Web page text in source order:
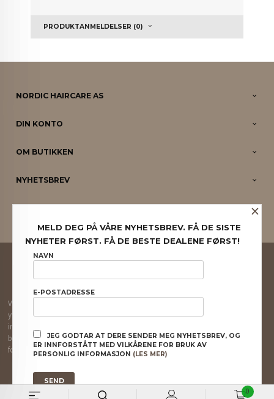
0
PRODUKTANMELDELSER (0)
NORDIC HAIRCARE AS
DIN KONTO
OM BUTIKKEN
NYHETSBREV
PARTNERE
FRAKT
NYHETSBREV
Vår nettbutikk bruker cookies slik at du får en bedre kjøpsopplevelse og vi kan
yte deg bedre service. Vi bruker cookies hovedsaklig til å lagre
innloggingsdetaljer og huske hva du har puttet i handlekurven din. Fortsett å
bruke siden som normalt om du godtar dette.Les merellerendre innstillinger
for cookies.
×
MELD DEG PÅ VÅRE NYHETSBREV. FÅ DE SISTE
NYHETER FØRST. FÅ DE BESTE DEALENE FØRST!
NAVN
E-POSTADRESSE
JEG GODTAR AT DERE SENDER MEG NYHETSBREV, OG
ER INNFORSTÅTT MED VILKÅRENE FOR BRUK AV
PERSONLIG INFORMASJON (LES MER)